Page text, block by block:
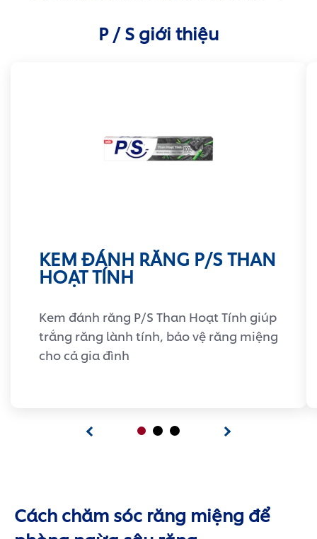
P / S giới thiệu
KEM ĐÁNH RĂNG P/S THAN
HOẠT TÍNH
Kem đánh răng P/S Than Hoạt Tính giúp
trắng răng lành tính, bảo vệ răng miệng
cho cả gia đình
Cách chăm sóc răng miệng để